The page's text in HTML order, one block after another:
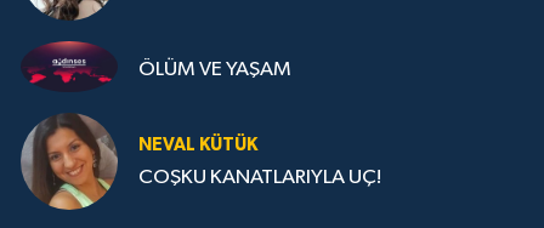
ÖLÜM VE YAŞAM
NEVAL KÜTÜK
COŞKU KANATLARIYLA UÇ!